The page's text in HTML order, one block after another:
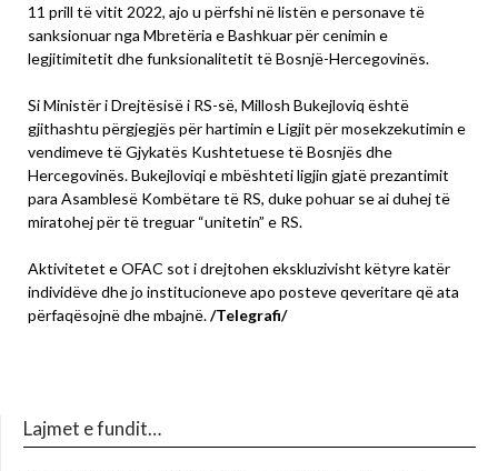
11 prill të vitit 2022, ajo u përfshi në listën e personave të
sanksionuar nga Mbretëria e Bashkuar për cenimin e
legjitimitetit dhe funksionalitetit të Bosnjë-Hercegovinës.
Si Ministër i Drejtësisë i RS-së, Millosh Bukejloviq është
gjithashtu përgjegjës për hartimin e Ligjit për mosekzekutimin e
vendimeve të Gjykatës Kushtetuese të Bosnjës dhe
Hercegovinës. Bukejloviqi e mbështeti ligjin gjatë prezantimit
para Asamblesë Kombëtare të RS, duke pohuar se ai duhej të
miratohej për të treguar “unitetin” e RS.
Aktivitetet e OFAC sot i drejtohen ekskluzivisht këtyre katër
individëve dhe jo institucioneve apo posteve qeveritare që ata
përfaqësojnë dhe mbajnë./Telegrafi/
Lajmet e fundit…